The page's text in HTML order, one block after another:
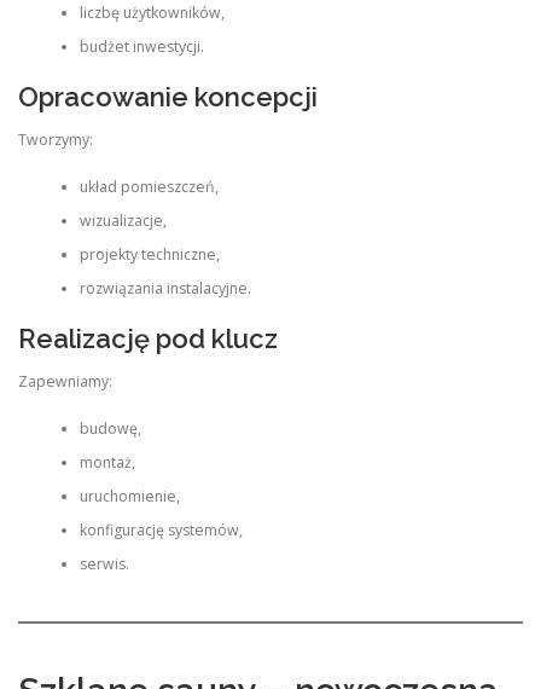
liczbę użytkowników,
budżet inwestycji.
Opracowanie koncepcji
Tworzymy:
układ pomieszczeń,
wizualizacje,
projekty techniczne,
rozwiązania instalacyjne.
Realizację pod klucz
Zapewniamy:
budowę,
montaż,
uruchomienie,
konfigurację systemów,
serwis.